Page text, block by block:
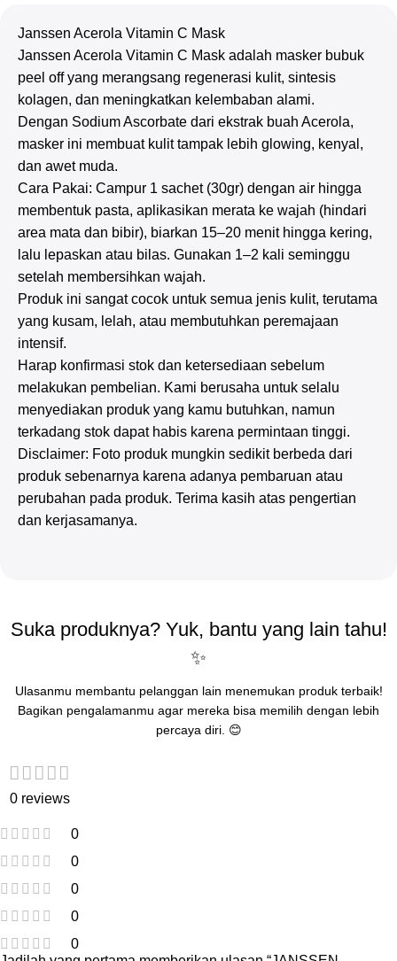
Janssen Acerola Vitamin C Mask
Janssen Acerola Vitamin C Mask adalah masker bubuk
peel off yang merangsang regenerasi kulit, sintesis
kolagen, dan meningkatkan kelembaban alami.
Dengan Sodium Ascorbate dari ekstrak buah Acerola,
masker ini membuat kulit tampak lebih glowing, kenyal,
dan awet muda.
Cara Pakai: Campur 1 sachet (30gr) dengan air hingga
membentuk pasta, aplikasikan merata ke wajah (hindari
area mata dan bibir), biarkan 15–20 menit hingga kering,
lalu lepaskan atau bilas. Gunakan 1–2 kali seminggu
setelah membersihkan wajah.
Produk ini sangat cocok untuk semua jenis kulit, terutama
yang kusam, lelah, atau membutuhkan peremajaan
intensif.
Harap konfirmasi stok dan ketersediaan sebelum
melakukan pembelian. Kami berusaha untuk selalu
menyediakan produk yang kamu butuhkan, namun
terkadang stok dapat habis karena permintaan tinggi.
Disclaimer: Foto produk mungkin sedikit berbeda dari
produk sebenarnya karena adanya pembaruan atau
perubahan pada produk. Terima kasih atas pengertian
dan kerjasamanya.
Suka produknya? Yuk, bantu yang lain tahu!
✨
Ulasanmu membantu pelanggan lain menemukan produk terbaik!
Bagikan pengalamanmu agar mereka bisa memilih dengan lebih
percaya diri. 😊
0 reviews
0
0
0
0
0